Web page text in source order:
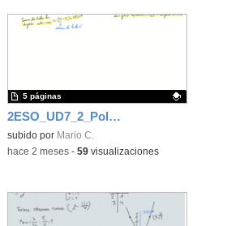
2ESO_UD7_2_Polígonos
Contenido educativo.
subido por Mario C.
5 páginas
-hace 2 meses- 59visualizaciones